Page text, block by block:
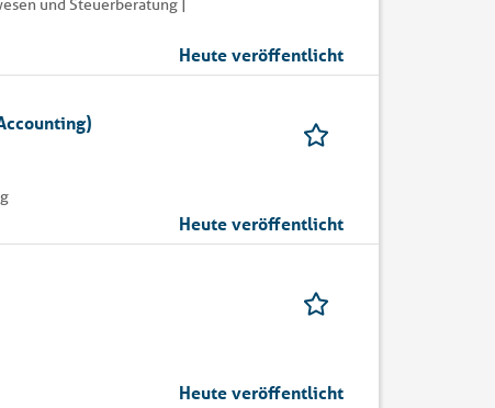
Heute veröffentlicht
Heute veröffentlicht
Heute veröffentlicht